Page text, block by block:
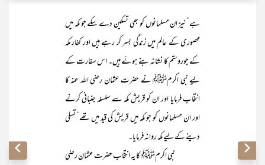
ہے‘ نیز ان مسلمانوں کو بھی تسکین دے سکے جو مکہ میں
محصوری کے عالم میں زندگی بسر کر رہے ہیں اور کفار مکہ
کے جوروستم کا نشانہ بنے ہوئے ہیں۔ اس سفارت کے
لیے نبی اکرمﷺ نے حضرت عثمان رضی اللہ عنہ کا
انتخاب فرمایا اور ان کو قریش مکہ سے سلسلہ جنبانی کرنے
اور ان مسلمانوں کو جو مکہ میں قریش کی قید میں تھے‘ تسلی
دینے کے لیے مکہ روانہ فرمایا۔
نبی اکرمﷺ کا یہ انتخاب حضرت عثمان رضی